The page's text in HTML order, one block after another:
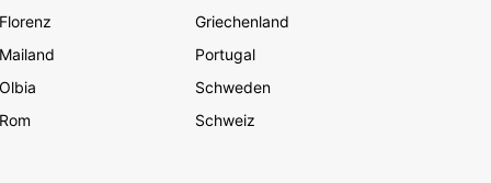
Florenz
Mailand
Olbia
Rom
Griechenland
Portugal
Schweden
Schweiz